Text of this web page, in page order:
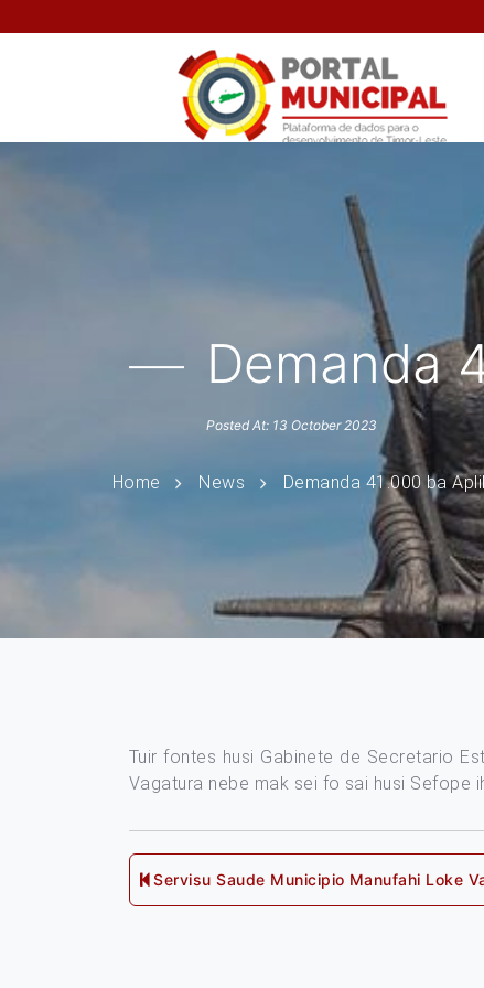
Demanda
Posted At: 13 October 2023
Home News Demanda 41.000 ba
Tuir fontes husi Gabinete de Secretario
Vagatura nebe mak sei fo sai husi Sefope
Post
Previous
Servisu Saude Municipio Manufahi Loke